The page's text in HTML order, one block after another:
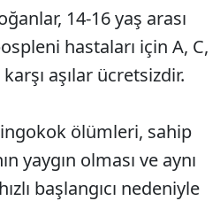
14-16 yaş arası
hastaları için A, C,
aşılar ücretsizdir.
ölümleri, sahip
yaygın olması ve aynı
başlangıcı nedeniyle